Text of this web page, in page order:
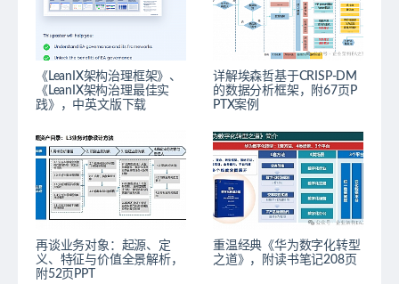
《LeanIX架构治理框架》、
《LeanIX架构治理最佳实
践》，中英文版下载
详解埃森哲基于CRISP-DM
的数据分析框架，附67页P
PTX案例
再谈业务对象：起源、定
义、特征与价值全景解析，
附52页PPT
重温经典《华为数字化转型
之道》，附读书笔记208页